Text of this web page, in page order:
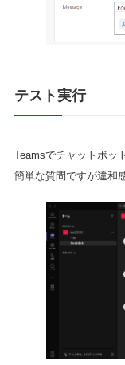
テスト実行
Teamsでチャットボッ
簡単な質問ですが違和